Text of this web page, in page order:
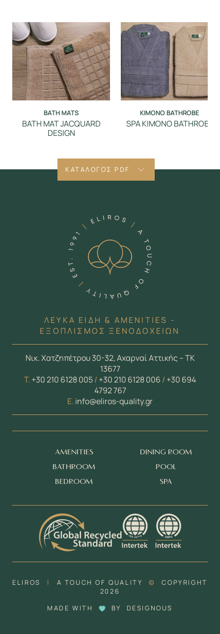
BATH MATS
BATH MAT JACQUARD
DESIGN
ΚIMONO BATHROBE
SPA ΚΙΜΟΝΟ BATHROBE
ΚΑΤΑΛΟΓΟΣ PDF
ΛΕΥΚΑ ΕΙΔΗ & AMENITIES -
ΕΞΟΠΛΙΣΜΟΣ ΞΕΝΟΔΟΧΕΙΩΝ
Νικ. Χατζηπέτρου 30-32, Αχαρναί Αττικής – ΤΚ
13677
Τ. +30 210 6128 005/ +30 210 6128 006 / +30 694
4792 767
E. info@eliros-quality.gr
AMENITIES
BATHROOM
BEDROOM
DINING ROOM
POOL
SPA
ELIROS | A TOUCH OF QUALITY ©
COPYRIGHT
2026
MADE WITH
BY DESIGNOUS